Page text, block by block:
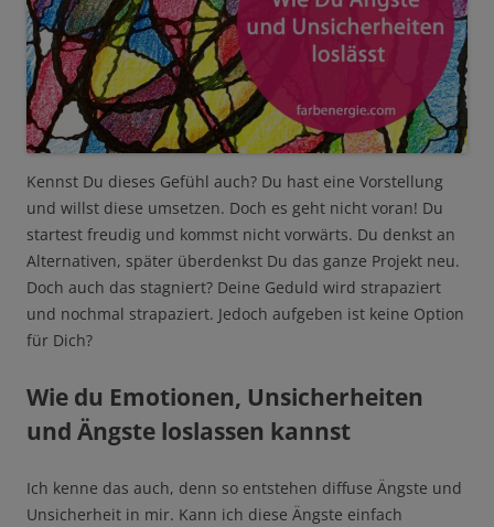
Kennst Du dieses Gefühl auch? Du hast eine Vorstellung
und willst diese umsetzen. Doch es geht nicht voran! Du
startest freudig und kommst nicht vorwärts. Du denkst an
Alternativen, später überdenkst Du das ganze Projekt neu.
Doch auch das stagniert? Deine Geduld wird strapaziert
und nochmal strapaziert. Jedoch aufgeben ist keine Option
für Dich?
Wie du Emotionen, Unsicherheiten
und Ängste loslassen kannst
Ich kenne das auch, denn so entstehen diffuse Ängste und
Unsicherheit in mir. Kann ich diese Ängste einfach